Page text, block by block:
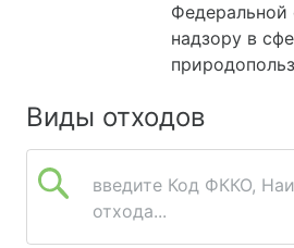
надзору в
Виды отходов
введите Код ФККО,
отхода...